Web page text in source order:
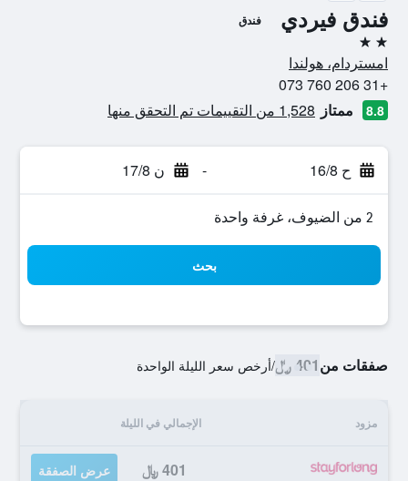
فندق فيردي فندق
2 نجمتين
امستردام، هولندا
+31 206 760 073
8.8 ممتاز 1,528 من التقييمات تم التحقق منها
ح 16/8 - ن 17/8
2 من الضيوف، غرفة واحدة
بحث
صفقات من401 ﷼ /أرخص سعر الليلة الواحدة
مزود الإجمالي في الليلة
401 ﷼ عرض الصفقة